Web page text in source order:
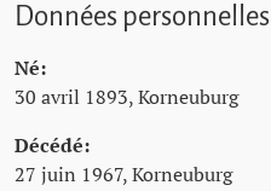
Données personnelles
Né:
30 avril 1893, Korneuburg
Décédé:
27 juin 1967, Korneuburg